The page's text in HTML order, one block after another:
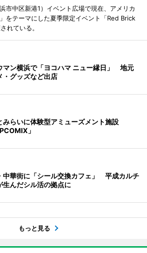
市中区新港1）イベント広場で現在、アメリカ
をテーマにした夏季限定イベント「Red Brick
れている。
マン横浜で「ヨコハマ ニュー縁日」 地元
・グッズなど出店
みらいに体験型アミューズメント施設
」
中華街に「シール交換カフェ」 平成カルチ
生んだシル活の拠点に
もっと見る